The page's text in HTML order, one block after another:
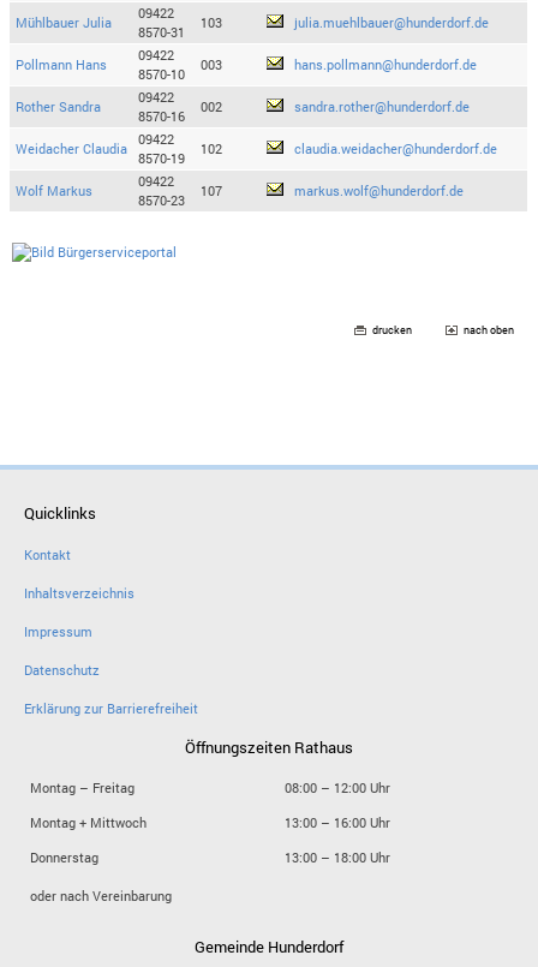
Mühlbauer Julia
09422
8570-31
103 julia.muehlbauer@hunderdorf.de
Pollmann Hans
09422
8570-10
003 hans.pollmann@hunderdorf.de
Rother Sandra
09422
8570-16
002 sandra.rother@hunderdorf.de
Weidacher Claudia
09422
8570-19
102 claudia.weidacher@hunderdorf.de
Wolf Markus
09422
8570-23
107 markus.wolf@hunderdorf.de
drucken nach oben
Quicklinks
Kontakt
Inhaltsverzeichnis
Impressum
Datenschutz
Erklärung zur Barrierefreiheit
Öffnungszeiten Rathaus
Montag – Freitag
08:00 – 12:00 Uhr
Montag + Mittwoch
13:00 – 16:00 Uhr
Donnerstag
13:00 – 18:00 Uhr
oder nach Vereinbarung
Gemeinde Hunderdorf